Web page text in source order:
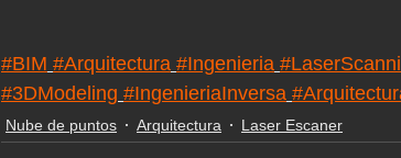
#BIM #Arquitectura #Ingenieria
#3DModeling #IngenieriaInversa
Nube de puntos Arquitectura Laser Escaner